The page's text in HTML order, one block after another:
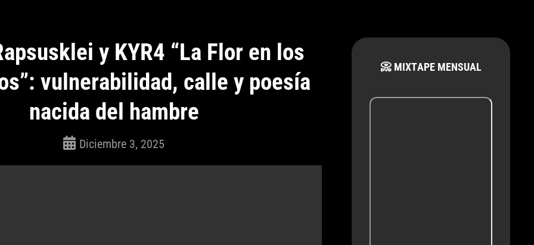
y KYR4 “La Flor en los
vulnerabilidad, calle y poesía
nacida del hambre
(Isabella)
Diciembre 3, 2025
📀 MIXTAPE MENSUAL